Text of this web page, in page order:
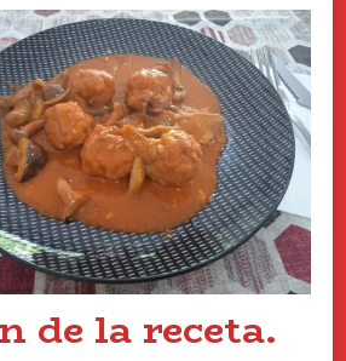
de la receta.